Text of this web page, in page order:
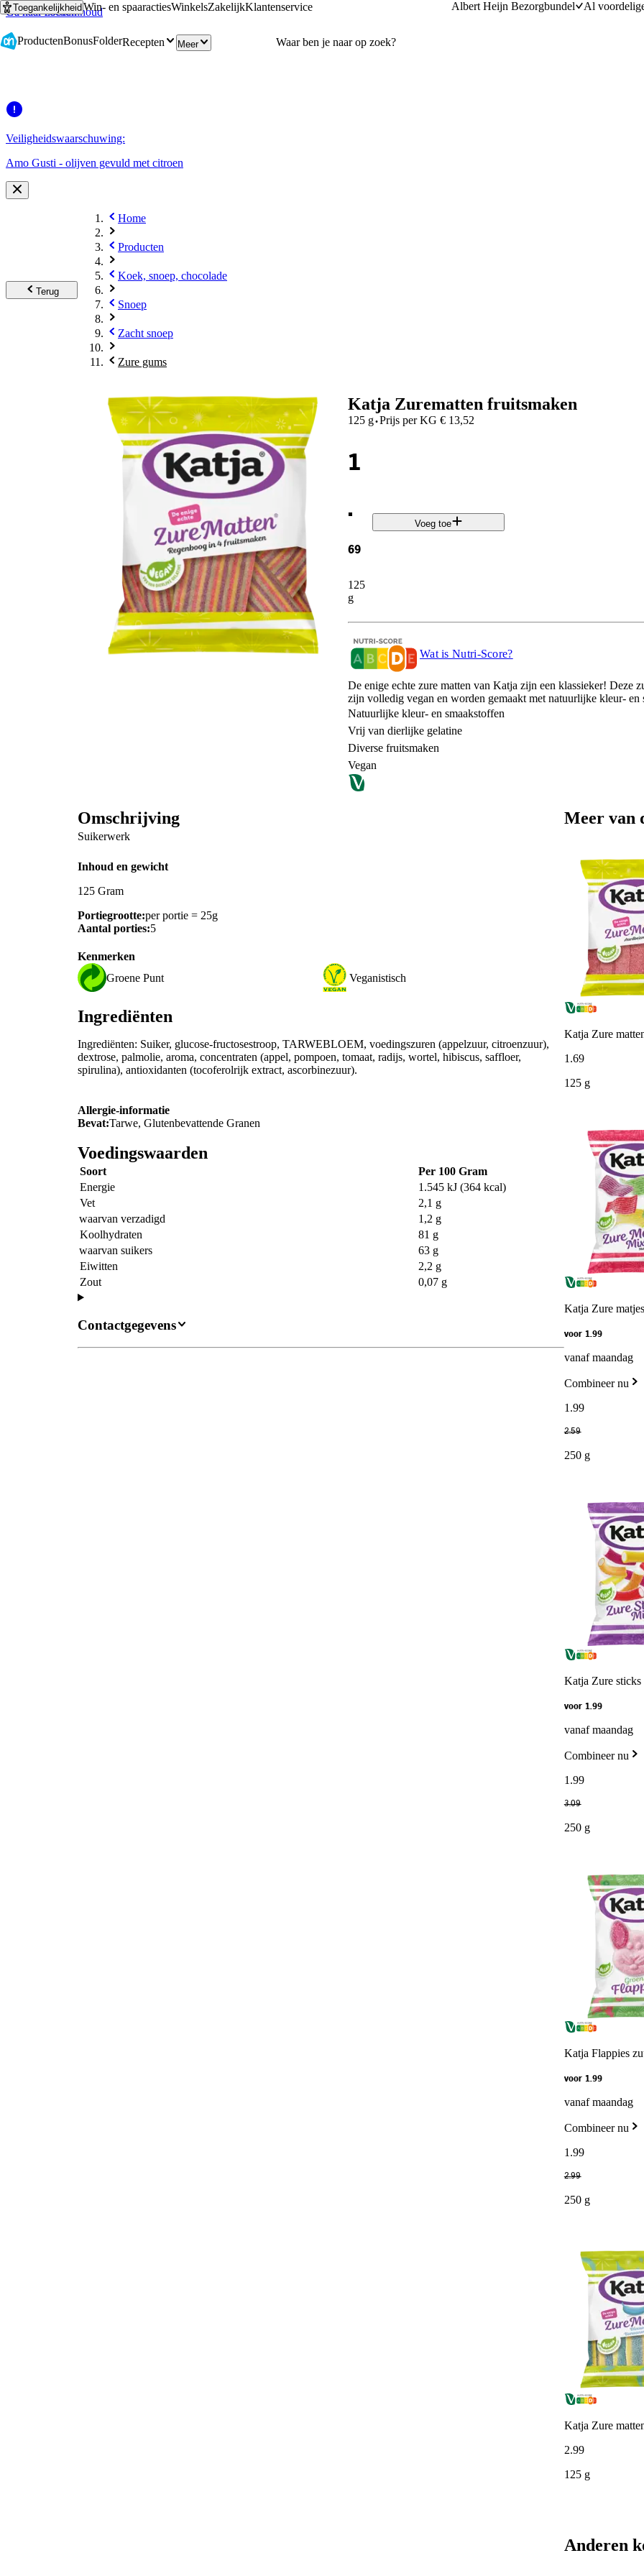
Ga naar hoofdinhoud
Ga naar zoeken
ToegankelijkheidWin- en spaaractiesWinkelsZakelijkKlantenservice Albert Heijn Bezorgbundel Al
ProductenBonusFolderRecepten Meer
Veiligheidswaarschuwing:
Amo Gusti - olijven gevuld met citroen
Terug
Home
Producten
Koek, snoep, chocolade
Snoep
Zacht snoep
Zure gums
Katja Zurematten fruitsmaken
125 g·Prijs per KG € 13,52
1
.
69
125
g
Voeg toe
Wat is Nutri-Score?
De enige echte zure matten van Katja zijn een klassieker! Deze
zijn volledig vegan en worden gemaakt met natuurlijke kleur-
Natuurlijke kleur- en smaakstoffen
Vrij van dierlijke gelatine
Diverse fruitsmaken
Vegan
Omschrijving
Suikerwerk
Inhoud en gewicht
125 Gram
Portiegrootte:per portie = 25g
Aantal porties:5
Kenmerken
Groene Punt
Veganistisch
Ingrediënten
Ingrediënten: Suiker, glucose-fructosestroop, TARWEBLOEM, voedingszuren (appelzuur, citroenzuur),
dextrose, palmolie, aroma, concentraten (appel, pompoen, tomaat, radijs, wortel, hibiscus, saffloer,
spirulina), antioxidanten (tocoferolrijk extract, ascorbinezuur).
Allergie-informatie
Bevat:Tarwe, Glutenbevattende Granen
Voedingswaarden
Soort
Per 100 Gram
Energie
1.545 kJ (364 kcal)
Vet
2,1 g
waarvan verzadigd
1,2 g
Koolhydraten
81 g
waarvan suikers
63 g
Eiwitten
2,2 g
Zout
0,07 g
Contactgegevens
Meer van
Katja Zure
1 .69
125 g
Katja Zure matjes
voor 1.99
vanaf maandag
Combineer nu
1 .99
2.59
250 g
Katja Zure sticks
voor 1.99
vanaf maandag
Combineer nu
1 .99
3.09
250 g
Katja Flappies
voor 1.99
vanaf maandag
Combineer nu
1 .99
2.99
250 g
Katja Zure
2.99
125 g
Anderen